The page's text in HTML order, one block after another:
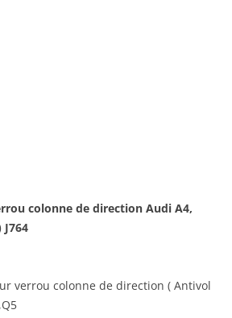
colonne de direction Audi A4,
J764
verrou colonne de direction ( Antivol